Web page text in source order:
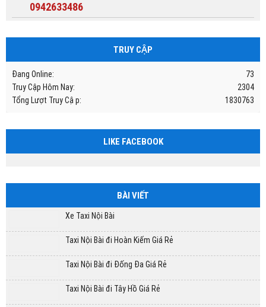
0942633486
TRUY CẬP
73
Đang Online:
2304
Truy Cập Hôm Nay:
1830763
Tổng Lượt Truy Cập:
LIKE FACEBOOK
BÀI VIẾT
Xe Taxi Nội Bài
Taxi Nội Bài đi Hoàn Kiếm Giá Rẻ
Taxi Nội Bài đi Đống Đa Giá Rẻ
Taxi Nội Bài đi Tây Hồ Giá Rẻ